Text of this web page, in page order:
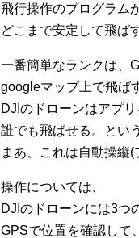
飛行操作のプログラム
どこまで安定して飛ば
一番簡単なランクは、
googleマップ上で飛ば
DJIのドローンはアプ
誰でも飛ばせる。とい
まあ、これは自動操縦(
操作については、
DJIのドローンには3つ
GPSで位置を確認して